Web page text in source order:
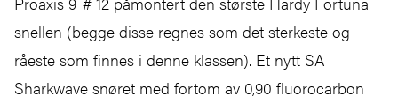
snellen (begge disse regnes som det sterkeste og
råeste som finnes i denne klassen). Et nytt SA
Sharkwave snøret med fortom av 0,90 fluorocarbon